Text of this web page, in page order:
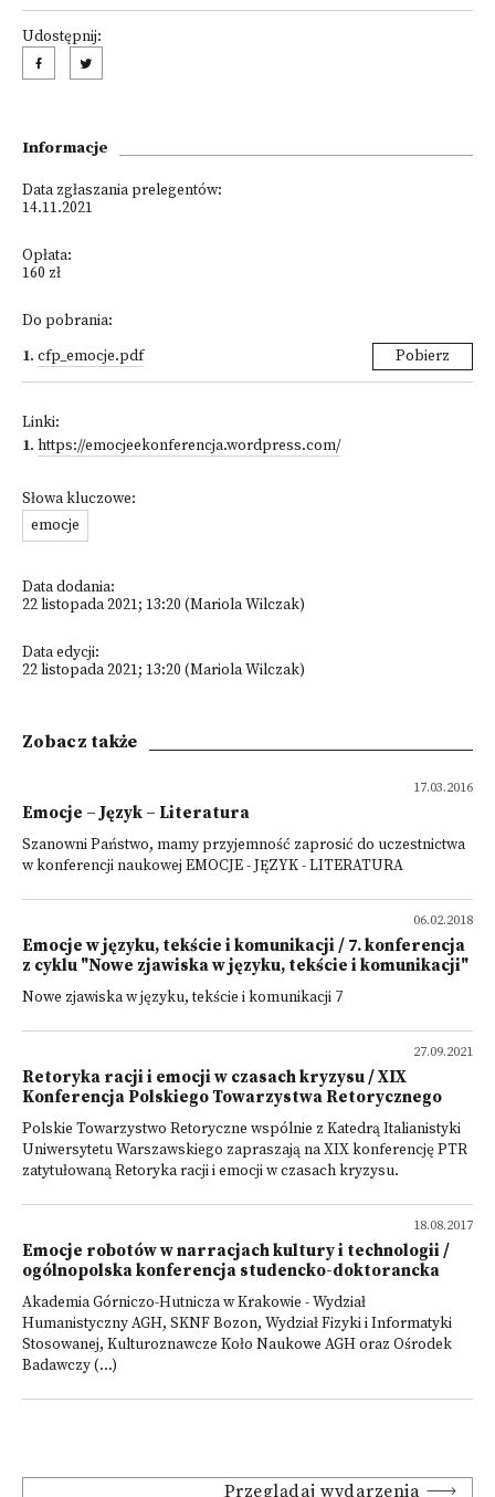
Udostępnij:
Informacje
Data zgłaszania prelegentów:
14.11.2021
Opłata:
160 zł
Do pobrania:
1. cfp_emocje.pdf Pobierz
Linki:
1. https://emocjeekonferencja.wordpress.com/
Słowa kluczowe:
emocje
Data dodania:
22 listopada 2021; 13:20 (Mariola Wilczak)
Data edycji:
22 listopada 2021; 13:20 (Mariola Wilczak)
Zobacz także
17.03.2016
Emocje – Język – Literatura
Szanowni Państwo, mamy przyjemność zaprosić do uczestnictwa
w konferencji naukowej EMOCJE - JĘZYK - LITERATURA
06.02.2018
Emocje w języku, tekście i komunikacji / 7. konferencja
z cyklu "Nowe zjawiska w języku, tekście i komunikacji"
Nowe zjawiska w języku, tekście i komunikacji 7
27.09.2021
Retoryka racji i emocji w czasach kryzysu / XIX
Konferencja Polskiego Towarzystwa Retorycznego
Polskie Towarzystwo Retoryczne wspólnie z Katedrą Italianistyki
Uniwersytetu Warszawskiego zapraszają na XIX konferencję PTR
zatytułowaną Retoryka racji i emocji w czasach kryzysu.
18.08.2017
Emocje robotów w narracjach kultury i technologii /
ogólnopolska konferencja studencko-doktorancka
Akademia Górniczo-Hutnicza w Krakowie - Wydział
Humanistyczny AGH, SKNF Bozon, Wydział Fizyki i Informatyki
Stosowanej, Kulturoznawcze Koło Naukowe AGH oraz Ośrodek
Badawczy (...)
Przeglądaj wydarzenia